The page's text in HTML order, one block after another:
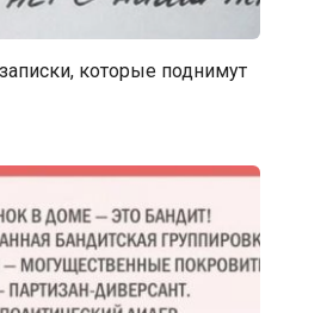
которые поднимут